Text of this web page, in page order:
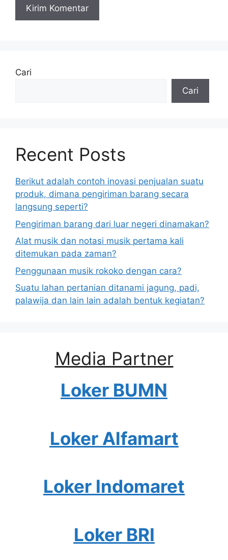
Cari
Cari
Recent Posts
Berikut adalah contoh inovasi penjualan suatu
produk, dimana pengiriman barang secara
langsung seperti?
Pengiriman barang dari luar negeri dinamakan?
Alat musik dan notasi musik pertama kali
ditemukan pada zaman?
Penggunaan musik rokoko dengan cara?
Suatu lahan pertanian ditanami jagung, padi,
palawija dan lain lain adalah bentuk kegiatan?
Media Partner
Loker BUMN
Loker Alfamart
Loker Indomaret
Loker BRI